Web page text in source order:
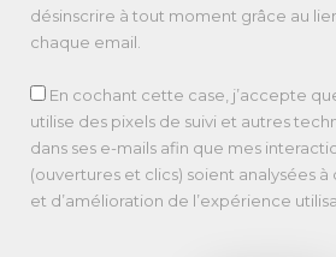
désinscrire à tout moment grâce au
chaque email.
En cochant cette case, j’accepte
utilise des pixels de suivi et autres
dans ses e-mails afin que mes
(ouvertures et clics) soient analysées à
et d’amélioration de l’expérience